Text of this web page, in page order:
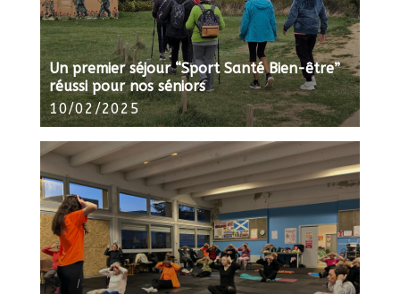
Un premier séjour “Sport Santé Bien-être”
réussi pour nos séniors
10/02/2025